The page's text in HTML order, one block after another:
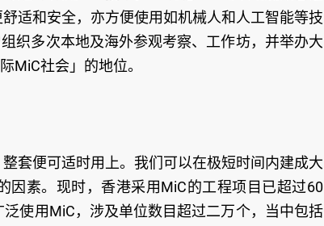
适和安全，亦方便使用如机械人和人工智能等技
织多次本地及海外参观考察、工作坊，并举办大
MiC社会」的地位。
套便可适时用上。我们可以在极短时间内建成大
因素。现时，香港采用MiC的工程项目已超过60
使用MiC，涉及单位数目超过二万个，当中包括